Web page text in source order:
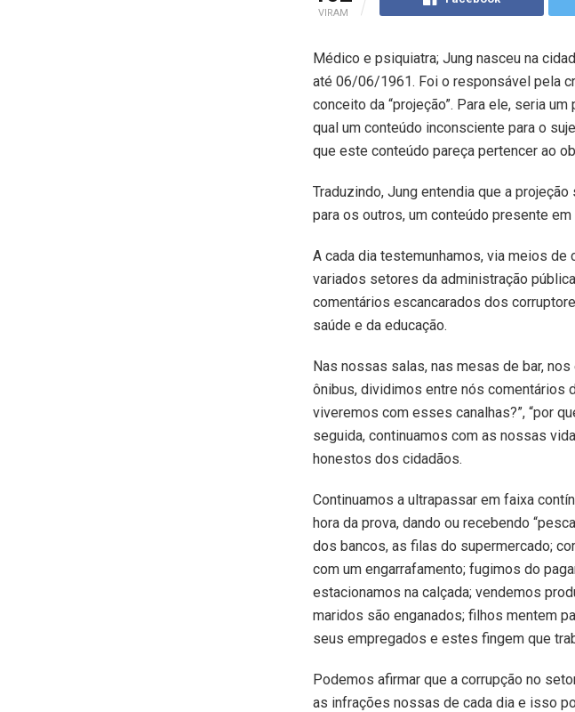
VIRAM
Médico e psiquiatra; Jung nasceu na
até 06/06/1961. Foi o responsável pela
conceito da “projeção”. Para ele, seria
qual um conteúdo inconsciente para o
que este conteúdo pareça pertencer ao
Traduzindo, Jung entendia que a
para os outros, um conteúdo presente
A cada dia testemunhamos, via meios de
variados setores da administração
comentários escancarados dos
saúde e da educação.
Nas nossas salas, nas mesas de bar,
ônibus, dividimos entre nós comentários
viveremos com esses canalhas?”, “por
seguida, continuamos com as nossas
honestos dos cidadãos.
Continuamos a ultrapassar em faixa
hora da prova, dando ou recebendo
dos bancos, as filas do supermercado;
com um engarrafamento; fugimos do
estacionamos na calçada; vendemos
maridos são enganados; filhos mentem
seus empregados e estes fingem que
Podemos afirmar que a corrupção no
as infrações nossas de cada dia e isso